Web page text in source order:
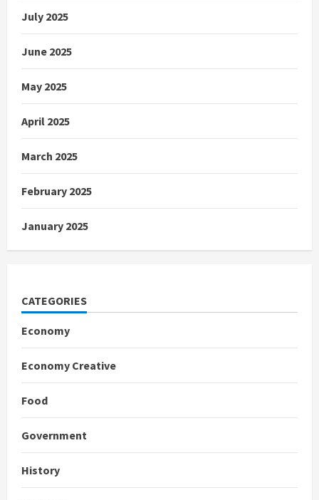
July 2025
June 2025
May 2025
April 2025
March 2025
February 2025
January 2025
CATEGORIES
Economy
Economy Creative
Food
Government
History